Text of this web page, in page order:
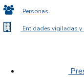
Personas
Entidades vigiladas